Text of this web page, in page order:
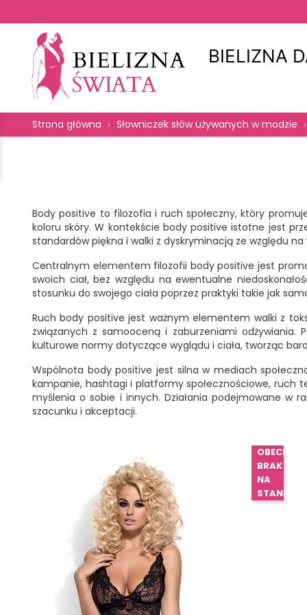
BIELIZNA
Strona główna Słowniczek słów używanych w modzie
Body positive to filozofia i ruch społeczny, który
koloru skóry. W kontekście body positive istotne jest
standardów piękna i walki z dyskryminacją ze względu na
Centralnym elementem filozofii body positive jest
swoich ciał, bez względu na ewentualne
stosunku do swojego ciała poprzez praktyki takie jak
Ruch body positive jest ważnym elementem walki z
związanych z samooceną i zaburzeniami odżywiania.
kulturowe normy dotyczące wyglądu i ciała, tworząc
Wspólnota body positive jest silna w mediach
kampanie, hashtagi i platformy społecznościowe, ruch
myślenia o sobie i innych. Działania podejmowane w
szacunku i akceptacji.
OBECNIE
BRAK
NA
STANIE